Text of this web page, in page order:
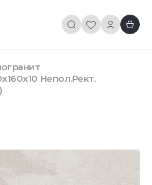
Непол.Рект.